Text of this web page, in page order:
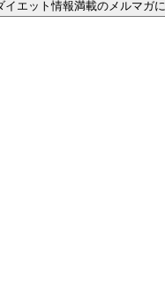
イエット情報満載のメルマガ